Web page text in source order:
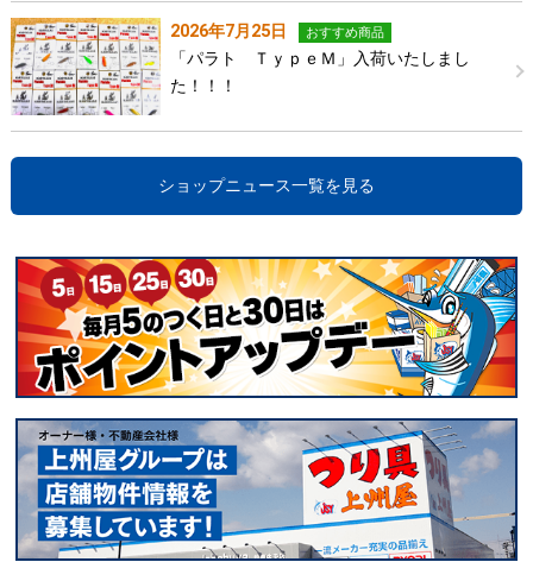
2026年7月25日 おすすめ商品
「パラト ＴｙｐｅＭ」入荷いたしまし
た！！！
ショップニュース一覧を見る